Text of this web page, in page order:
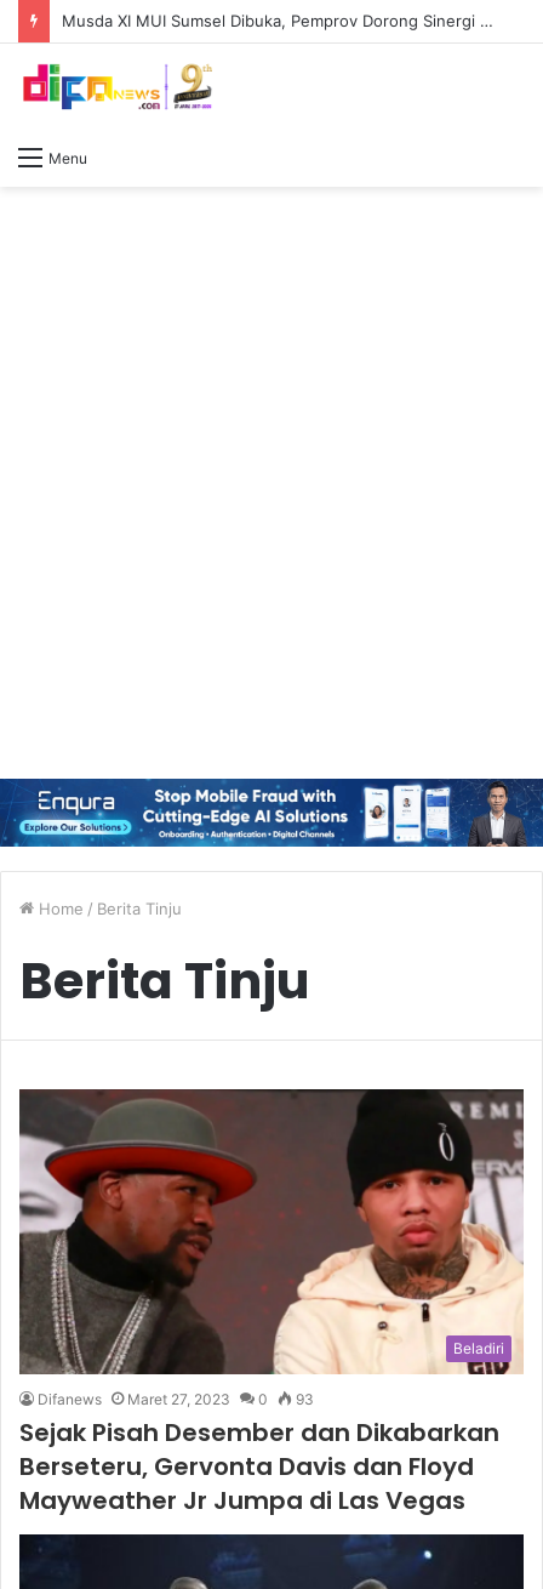
Musda XI MUI Sumsel Dibuka, Pemprov Dorong Sinergi Ulama dan Pemerintah Perkuat Pembangunan Daerah
Menu
Home / Berita Tinju
Berita Tinju
Beladiri
Difanews Maret 27, 2023 0 93
Sejak Pisah Desember dan Dikabarkan
Berseteru, Gervonta Davis dan Floyd
Mayweather Jr Jumpa di Las Vegas